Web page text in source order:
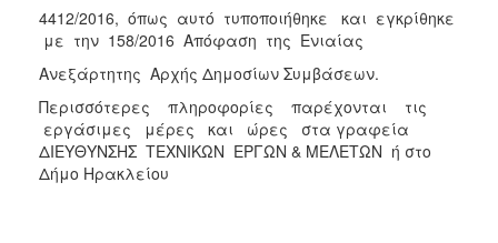
4412/2016, όπως αυτό τυποποιήθηκε και εγκρίθηκε
με την 158/2016 Απόφαση της Ενιαίας
Ανεξάρτητης Αρχής Δημοσίων Συμβάσεων.
Περισσότερες πληροφορίες παρέχονται τις
εργάσιμες μέρες και ώρες στα γραφεία
ΔΙΕΥΘΥΝΣΗΣ ΤΕΧΝΙΚΩΝ ΕΡΓΩΝ & ΜΕΛΕΤΩΝ ή στο
Δήμο Ηρακλείου